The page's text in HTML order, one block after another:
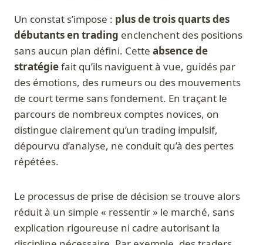
Un constat s’impose : plus de trois quarts des
débutants en trading enclenchent des positions
sans aucun plan défini. Cette absence de
stratégiefait qu’ils naviguent à vue, guidés par
des émotions, des rumeurs ou des mouvements
de court terme sans fondement. En traçant le
parcours de nombreux comptes novices, on
distingue clairement qu’un trading impulsif,
dépourvu d’analyse, ne conduit qu’à des pertes
répétées.
Le processus de prise de décision se trouve alors
réduit à un simple « ressentir » le marché, sans
explication rigoureuse ni cadre autorisant la